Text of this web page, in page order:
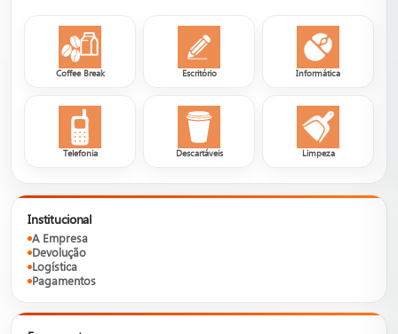
Coffee Break Escritório Informática
Telefonia Descartáveis Limpeza
Institucional
A Empresa
Devolução
Logística
Pagamentos